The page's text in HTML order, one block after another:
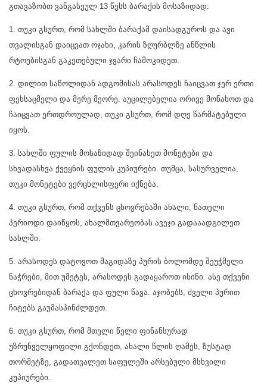
გთავაზობთ ვანგასეულ 13 წესს ბარაქის მოსაზიდად:
1. თუკი გსურთ, რომ სახლში ბარაქამ დაისადგუროს და ავი
თვალისგან დაიცვათ ოჯახი, კარის ზღურბლზე ანწლის
რტოებისგან გაკეთებული ჯვარი ჩამოკიდეთ.
2. დილით საწოლიდან ადგომისას არასოდეს ჩაიცვათ ჯერ ერთი
ფეხსაცმელი და მერე მეორე. აუცილებელია ორივე მონახოთ და
ჩაიცვათ ერთდროულად, თუკი გსურთ, რომ დღე წარმატებული
იყოს.
3. სახლში ფულის მოსაზიდად შეინახეთ მონეტები და
სხვადასხვა ქვეყნის ფულის კუპიურები. თუმცა, სასურველია,
თუკი მონეტები ვერცხლისფერი იქნება.
4. თუკი გსურთ, რომ თქვენს ცხოვრებაში ახალი, ნათელი
პერიოდი დაიწყოს, ახალმთვარეობას ავეჯი გადააადგილეთ
სახლში.
5. არასოდეს დატოვოთ მაგიდაზე პურის ბოლომდე შეუჭმელი
ნაჭრები, მით უმეტეს, არასოდეს გადაყაროთ ისინი. ასე თქვენი
ცხოვრებიდან ბარაქა და ფული წავა. აჯობებს, ძველი პურით
ჩიტებს გაუმასპინძლდეთ.
6. თუკი გსურთ, რომ მთელი წელი ფინანსურად
უზრუნველყოფილი გქონდეთ, ახალი წლის ღამეს, ზუსტად
თორმეტზე, გადათვალეთ საფულეში არსებული მსხვილი
კუპიურები.